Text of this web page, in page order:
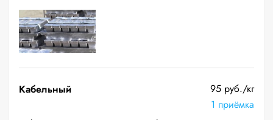
Кабельный
95 руб./кг
1 приёмка